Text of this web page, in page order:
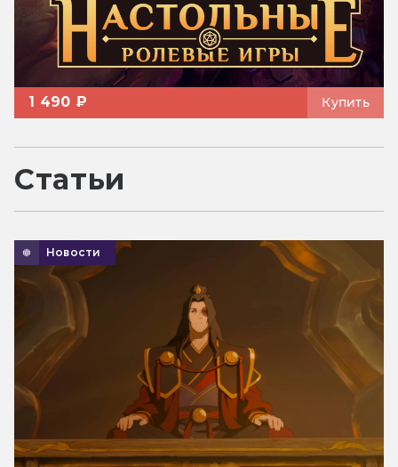
1 490 ₽ Купить
Статьи
Новости